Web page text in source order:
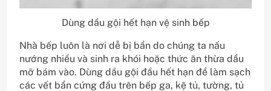
Dùng dầu gội hết hạn vệ sinh bếp
Nhà bếp luôn là nơi dễ bị bẩn do chúng ta nấu
nướng nhiều và sinh ra khói hoặc thức ăn thừa dầu
mỡ bám vào. Dùng dầu gội đầu hết hạn để làm sạch
các vết bẩn cứng đầu trên bếp ga, kệ tủ, tường, tủ